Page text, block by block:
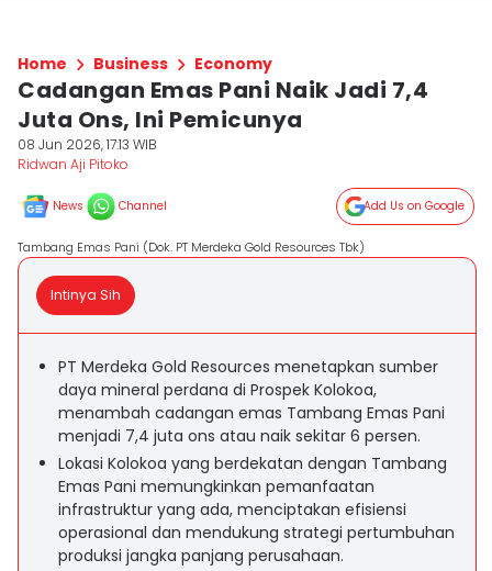
Home Business Economy
Cadangan Emas Pani Naik Jadi 7,4
Juta Ons, Ini Pemicunya
08 Jun 2026, 17:13 WIB
Ridwan Aji Pitoko
News Channel Add Us on Google
Tambang Emas Pani (Dok. PT Merdeka Gold Resources Tbk)
Intinya Sih
PT Merdeka Gold Resources menetapkan sumber
daya mineral perdana di Prospek Kolokoa,
menambah cadangan emas Tambang Emas Pani
menjadi 7,4 juta ons atau naik sekitar 6 persen.
Lokasi Kolokoa yang berdekatan dengan Tambang
Emas Pani memungkinkan pemanfaatan
infrastruktur yang ada, menciptakan efisiensi
operasional dan mendukung strategi pertumbuhan
produksi jangka panjang perusahaan.